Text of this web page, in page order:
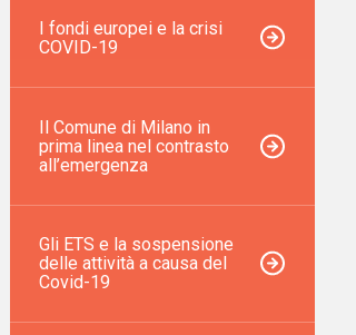
I fondi europei e la crisi
COVID-19
Il Comune di Milano in
prima linea nel contrasto
all’emergenza
Gli ETS e la sospensione
delle attività a causa del
Covid-19